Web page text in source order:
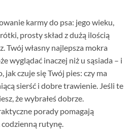
karmy do psa: jego wieku,
prosty skład z dużą ilością
Twój własny najlepsza mokra
wyglądać inaczej niż u sąsiada – i
jak czuje się Twój pies: czy ma
sierść i dobre trawienie. Jeśli te
że wybrałeś dobrze.
porady pomagają
rutynę.